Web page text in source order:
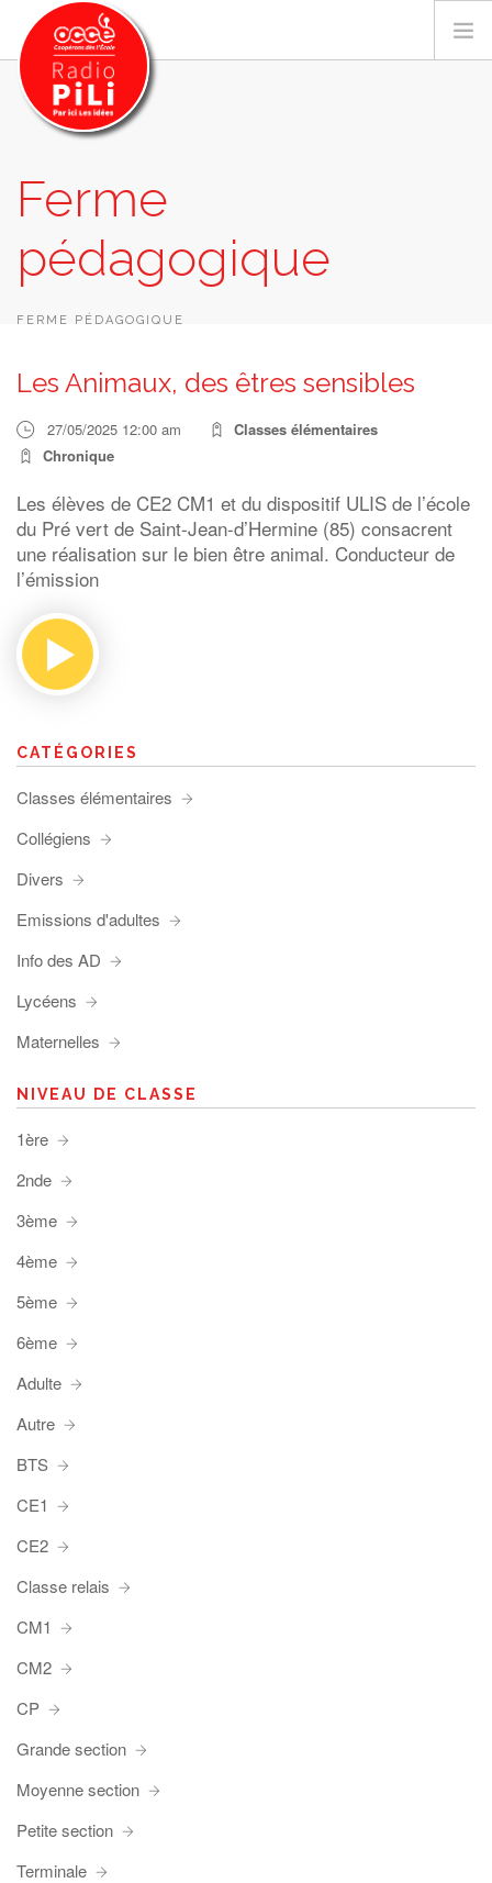
GRILLE DES PROGRAMMES
EMISSIONS / PODCASTS
SUR LE TERRITOIRE
RESSOURCES
RECHERCHER
Ferme
pédagogique
FERME PÉDAGOGIQUE
Les Animaux, des êtres sensibles
27/05/2025 12:00 am
Classes élémentaires
Chronique
Les élèves de CE2 CM1 et du dispositif ULIS de l’école
du Pré vert de Saint-Jean-d’Hermine (85) consacrent
une réalisation sur le bien être animal. Conducteur de
l’émission
CATÉGORIES
Classes élémentaires
Collégiens
Divers
Emissions d'adultes
Info des AD
Lycéens
Maternelles
NIVEAU DE CLASSE
1ère
2nde
3ème
4ème
5ème
6ème
Adulte
Autre
BTS
CE1
CE2
Classe relais
CM1
CM2
CP
Grande section
Moyenne section
Petite section
Terminale